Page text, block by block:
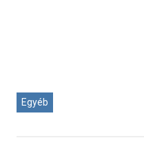
Egyéb